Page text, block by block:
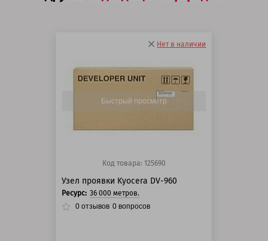
Нет в наличии
Быстрый просмотр
Код товара: 125690
Узел проявки Kyocera DV-960
Ресурс: 36 000 метров.
0 отзывов 0 вопросов